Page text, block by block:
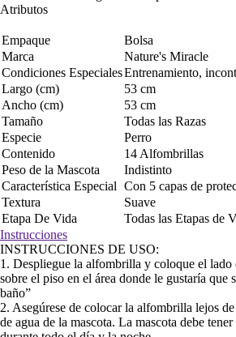
Atributos
Empaque
Bolsa
Marca
Nature's Miracle
Condiciones EspecialesEntrenamiento,
Largo (cm)
53 cm
Ancho (cm)
53 cm
Tamaño
Todas las Razas
Especie
Perro
Contenido
14 Alfombrillas
Peso de la Mascota
Indistinto
Característica Especial Con 5 capas de
Textura
Suave
Etapa De Vida
Todas las Etapas de
Instrucciones
INSTRUCCIONES DE USO:
1. Despliegue la alfombrilla y coloque el lado
sobre el piso en el área donde le gustaría que
baño”
2. Asegúrese de colocar la alfombrilla lejos
de agua de la mascota. La mascota debe